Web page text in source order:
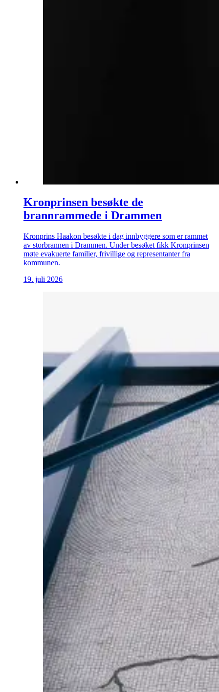
Kronprinsen besøkte de
brannrammede i Drammen
Kronprins Haakon besøkte i dag innbyggere som er rammet
av storbrannen i Drammen. Under besøket fikk Kronprinsen
møte evakuerte familier, frivillige og representanter fra
kommunen.
19. juli 2026